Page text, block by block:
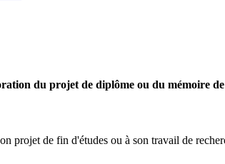
du projet de diplôme ou du mémoire
projet de fin d'études ou à son travail de